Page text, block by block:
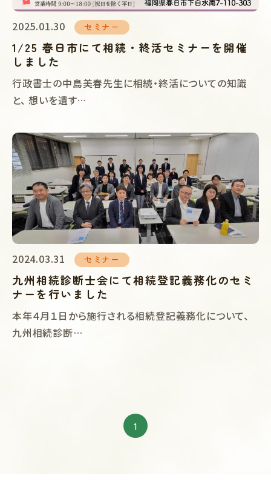
2025.01.30 セミナー
1/25 春日市にて相続・終活セミナーを開催
しました
行政書士の中島美春先生に相続・終活についての知識
と、 想いを遺す…
2024.03.31 セミナー
九州相続診断士会にて相続登記義務化のセミ
ナーを行いました
本年４月１日から施行される相続登記義務化について、
九州相続診断…
1